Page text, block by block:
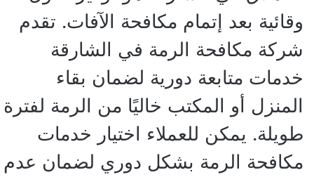
وقائية بعد إتمام مكافحة الآفات. تقدم
شركة مكافحة الرمة في الشارقة
خدمات متابعة دورية لضمان بقاء
المنزل أو المكتب خاليًا من الرمة لفترة
طويلة. يمكن للعملاء اختيار خدمات
مكافحة الرمة بشكل دوري لضمان عدم